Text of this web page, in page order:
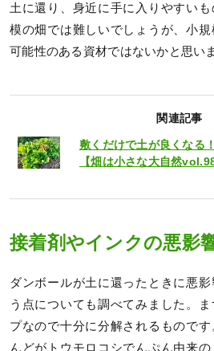
土に還り、身近に手に入りやすい
模の畑では難しいでしょうが、小
可能性のある資材ではないかと思い
関連記事
敷くだけで土が良くなる
【畑は小さな大自然vol.98
接着剤やインクの悪影
ダンボールが土に還ったときに悪
う点についても調べてみました。
プなので十分に分解されるもので
んどがトウモロコシでんぷん由来